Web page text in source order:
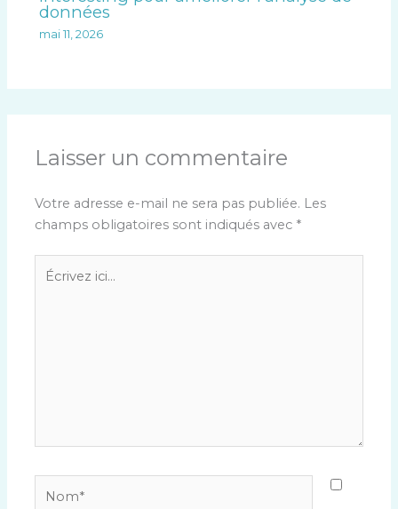
données
mai 11, 2026
Laisser un commentaire
Votre adresse e-mail ne sera pas publiée. Les
champs obligatoires sont indiqués avec *
Écrivez
ici…